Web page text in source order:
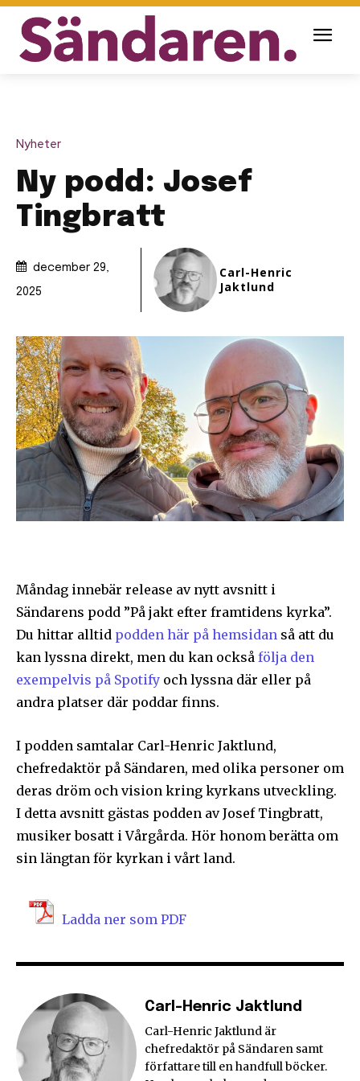
Följ Sändarens nyhetsbrev och
Nyheter
Ny podd: Josef
Tingbratt
december 29,
2025
Carl-Henric
Jaktlund
Måndag innebär release av nytt avsnitt i
Sändarens podd ”På jakt efter framtidens kyrka”.
Du hittar alltid podden här på hemsidan så att du
kan lyssna direkt, men du kan också följa den
exempelvis på Spotify och lyssna där eller på
andra platser där poddar finns.
I podden samtalar Carl-Henric Jaktlund,
chefredaktör på Sändaren, med olika personer om
deras dröm och vision kring kyrkans utveckling.
I detta avsnitt gästas podden av Josef Tingbratt,
musiker bosatt i Vårgårda. Hör honom berätta om
sin längtan för kyrkan i vårt land.
Ladda ner som PDF
Carl-Henric Jaktlund
Carl-Henric Jaktlund är
chefredaktör på Sändaren samt
författare till en handfull böcker.